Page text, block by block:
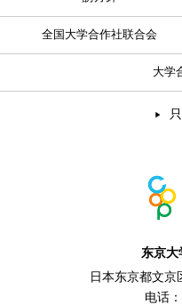
全国大学合作社联合会
大学
东京大
日本东京都文
电话：